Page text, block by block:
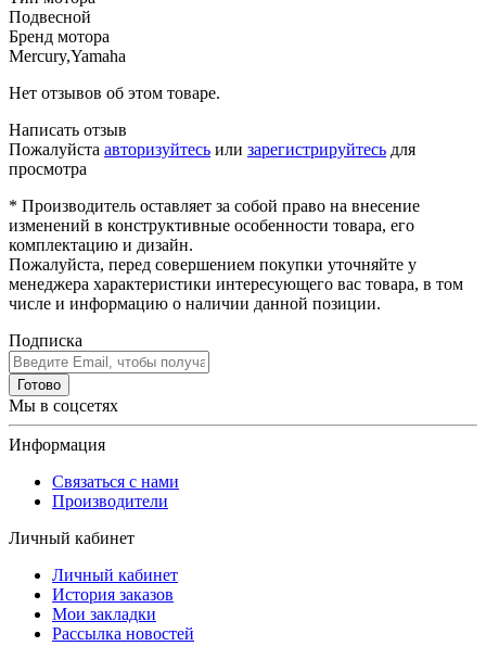
Подвесной
Бренд мотора
Mercury,Yamaha
Нет отзывов об этом товаре.
Написать отзыв
Пожалуйста авторизуйтесь или зарегистрируйтесь для
просмотра
* Производитель оставляет за собой право на внесение
изменений в конструктивные особенности товара, его
комплектацию и дизайн.
Пожалуйста, перед совершением покупки уточняйте у
менеджера характеристики интересующего вас товара, в том
числе и информацию о наличии данной позиции.
Подписка
Готово
Мы в соцсетях
Информация
Связаться с нами
Производители
Личный кабинет
Личный кабинет
История заказов
Мои закладки
Рассылка новостей